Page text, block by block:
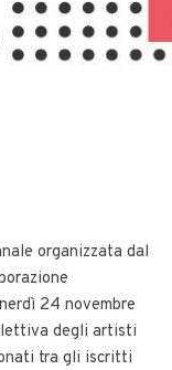
organizzata dal
24 novembre
degli artisti
tra gli iscritti